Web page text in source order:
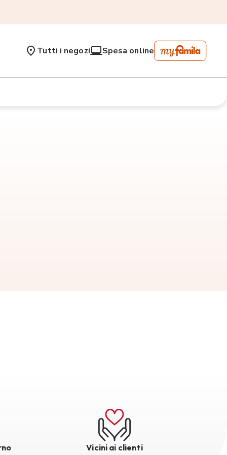
Tutti i negozi Spesa online
Vicini ai clienti